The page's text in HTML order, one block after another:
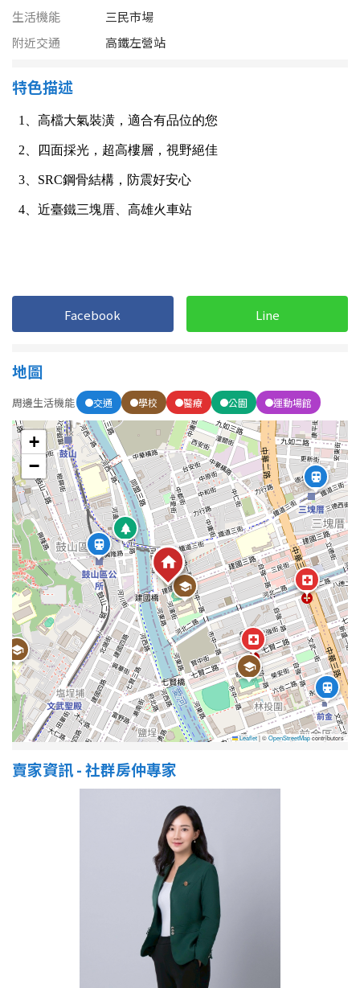
屏東縣
台東縣
金門連江
樓層
不拘
1樓 2樓
5~10樓
2房 3房
4房 5房以上
屋齡
不拘
5 年以下
5-10 年 10-20 年
20-30 年 30-40 年
40 年以上
生活機能
三民市場
附近交通
高鐵左營站
特色描述
Facebook Line
地圖
周邊生活機能 交通 學校 醫療 公園 運動場館
+
−
Leaflet|©OpenStreetMapcontributors
賣家資訊 - 社群房仲專家